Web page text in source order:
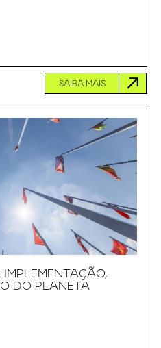
SAIBA MAIS
DO PLANETA